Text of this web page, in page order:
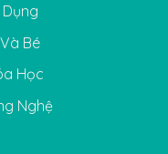
Dụng
Bé
Học
Nghệ